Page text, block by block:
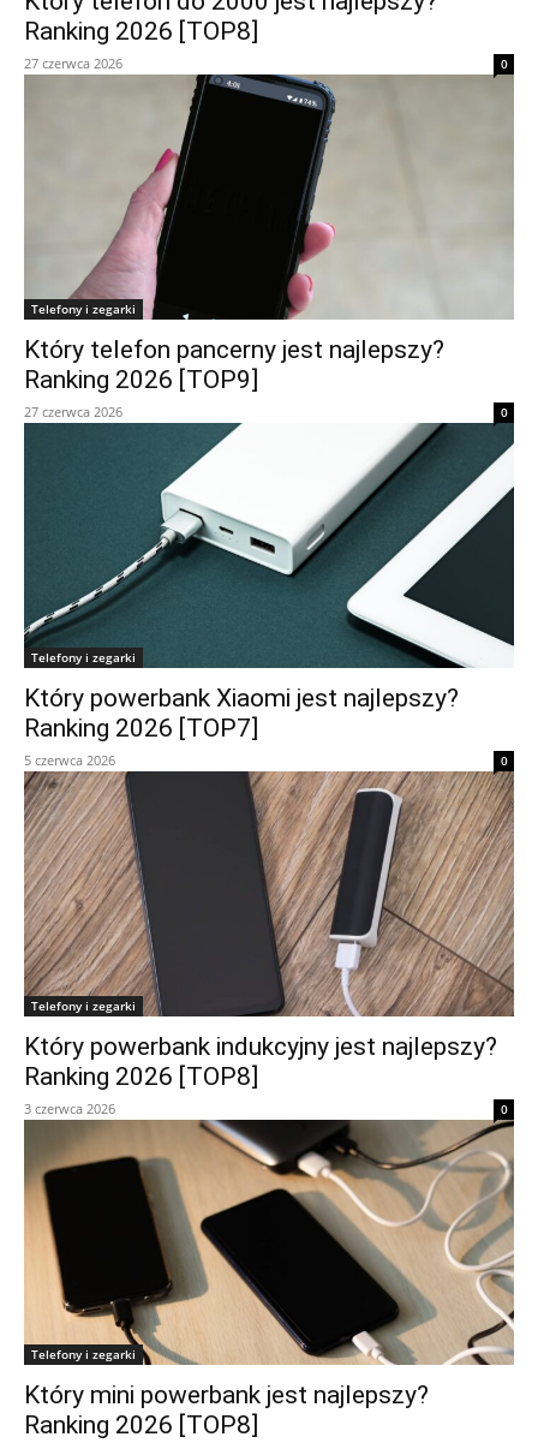
Ranking 2026 [TOP8]
27 czerwca 2026 0
Telefony i zegarki
Który telefon pancerny jest najlepszy?
Ranking 2026 [TOP9]
27 czerwca 2026 0
Telefony i zegarki
Który powerbank Xiaomi jest najlepszy?
Ranking 2026 [TOP7]
5 czerwca 2026 0
Telefony i zegarki
Który powerbank indukcyjny jest najlepszy?
Ranking 2026 [TOP8]
3 czerwca 2026 0
Telefony i zegarki
Który mini powerbank jest najlepszy?
Ranking 2026 [TOP8]